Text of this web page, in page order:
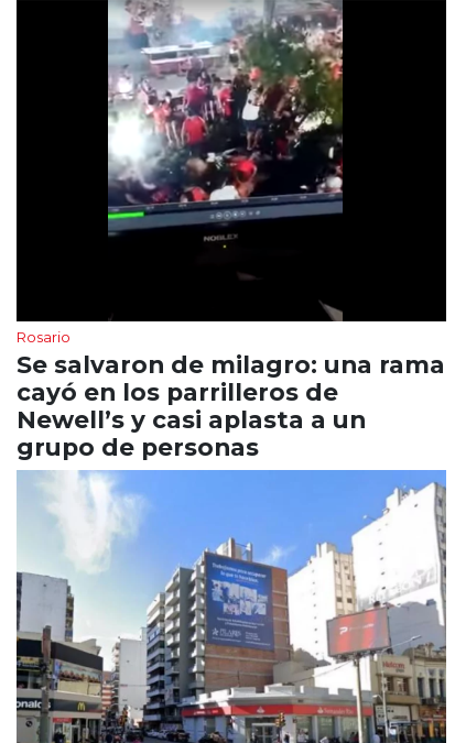
Rosario
Se salvaron de milagro: una rama
cayó en los parrilleros de
Newell’s y casi aplasta a un
grupo de personas